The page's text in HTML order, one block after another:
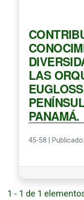
LAS
PANAMÁ.
45-58
1 - 1 de 1